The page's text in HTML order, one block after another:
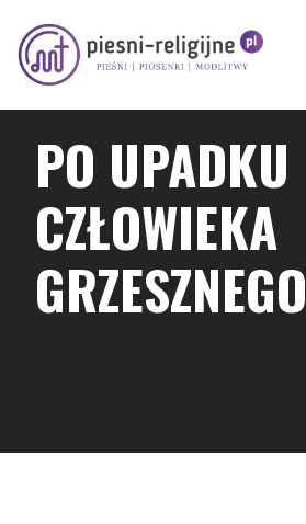
treści
PO UPADKU
CZŁOWIEKA
GRZESZNEGO